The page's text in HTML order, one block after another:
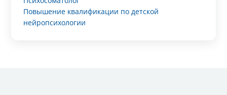
Повышение квалификации по детской
нейропсихологии